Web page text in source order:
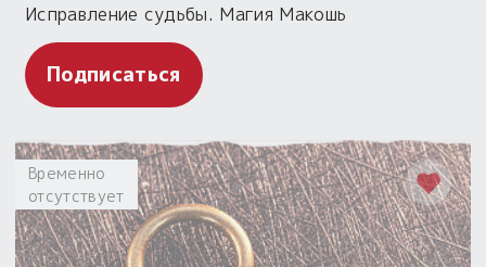
Исправление судьбы. Магия Макошь
Подписаться
Временно
отсутствует